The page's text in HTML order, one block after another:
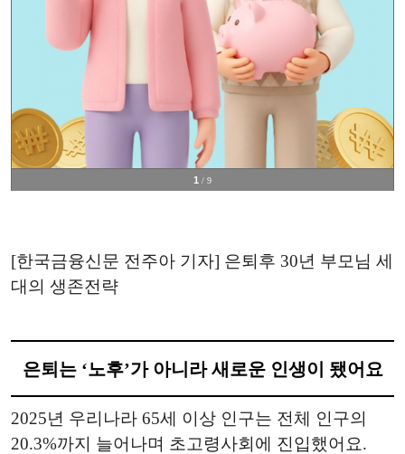
1 / 9
[한국금융신문 전주아 기자] 은퇴후 30년 부모님 세
대의 생존전략
은퇴는 ‘노후’가 아니라 새로운 인생이 됐어요
2025년 우리나라 65세 이상 인구는 전체 인구의
20.3%까지 늘어나며 초고령사회에 진입했어요.